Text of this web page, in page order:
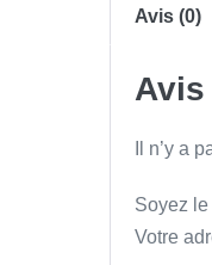
Avis (0)
Avis
Il n’y a
Soyez
Votre